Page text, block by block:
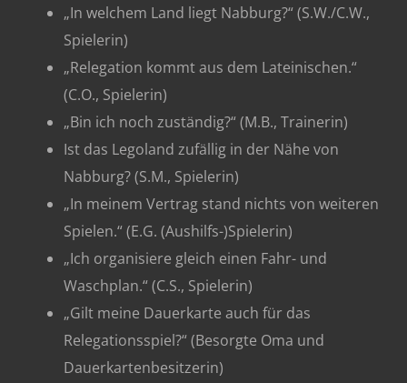
„In welchem Land liegt Nabburg?“ (S.W./C.W.,
Spielerin)
„Relegation kommt aus dem Lateinischen.“
(C.O., Spielerin)
„Bin ich noch zuständig?“ (M.B., Trainerin)
Ist das Legoland zufällig in der Nähe von
Nabburg? (S.M., Spielerin)
„In meinem Vertrag stand nichts von weiteren
Spielen.“ (E.G. (Aushilfs-)Spielerin)
„Ich organisiere gleich einen Fahr- und
Waschplan.“ (C.S., Spielerin)
„Gilt meine Dauerkarte auch für das
Relegationsspiel?“ (Besorgte Oma und
Dauerkartenbesitzerin)